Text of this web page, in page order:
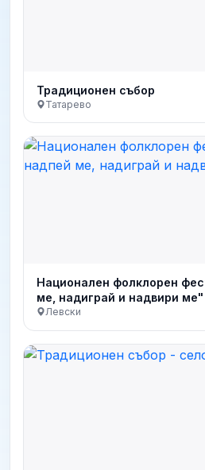
Традиционен събор
Татарево
Национален фолклорен
ме, надиграй и надвири ме"
Левски